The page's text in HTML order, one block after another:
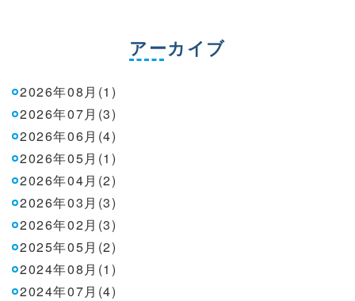
アーカイブ
2026年08月(1)
2026年07月(3)
2026年06月(4)
2026年05月(1)
2026年04月(2)
2026年03月(3)
2026年02月(3)
2025年05月(2)
2024年08月(1)
2024年07月(4)